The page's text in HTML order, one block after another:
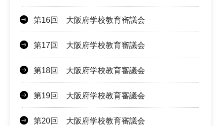
第16回 大阪府学校教育審議会
第17回 大阪府学校教育審議会
第18回 大阪府学校教育審議会
第19回 大阪府学校教育審議会
第20回 大阪府学校教育審議会